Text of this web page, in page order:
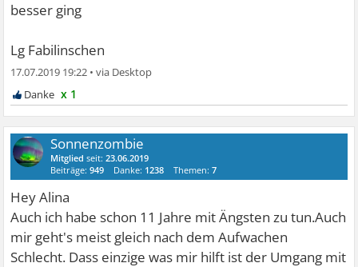
besser ging
Lg Fabilinschen
17.07.2019 19:22 •
x 1
Sonnenzombie
Mitglied seit:23.06.2019
Beiträge:949 Danke: 1238 Themen:7
Hey Alina
Auch ich habe schon 11 Jahre mit Ängsten zu tun.Auch
mir geht's meist gleich nach dem Aufwachen
Schlecht. Dass einzige was mir hilft ist der Umgang mit